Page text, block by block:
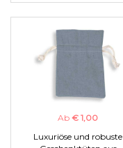
Ab € 1,00
Luxuriöse und robuste